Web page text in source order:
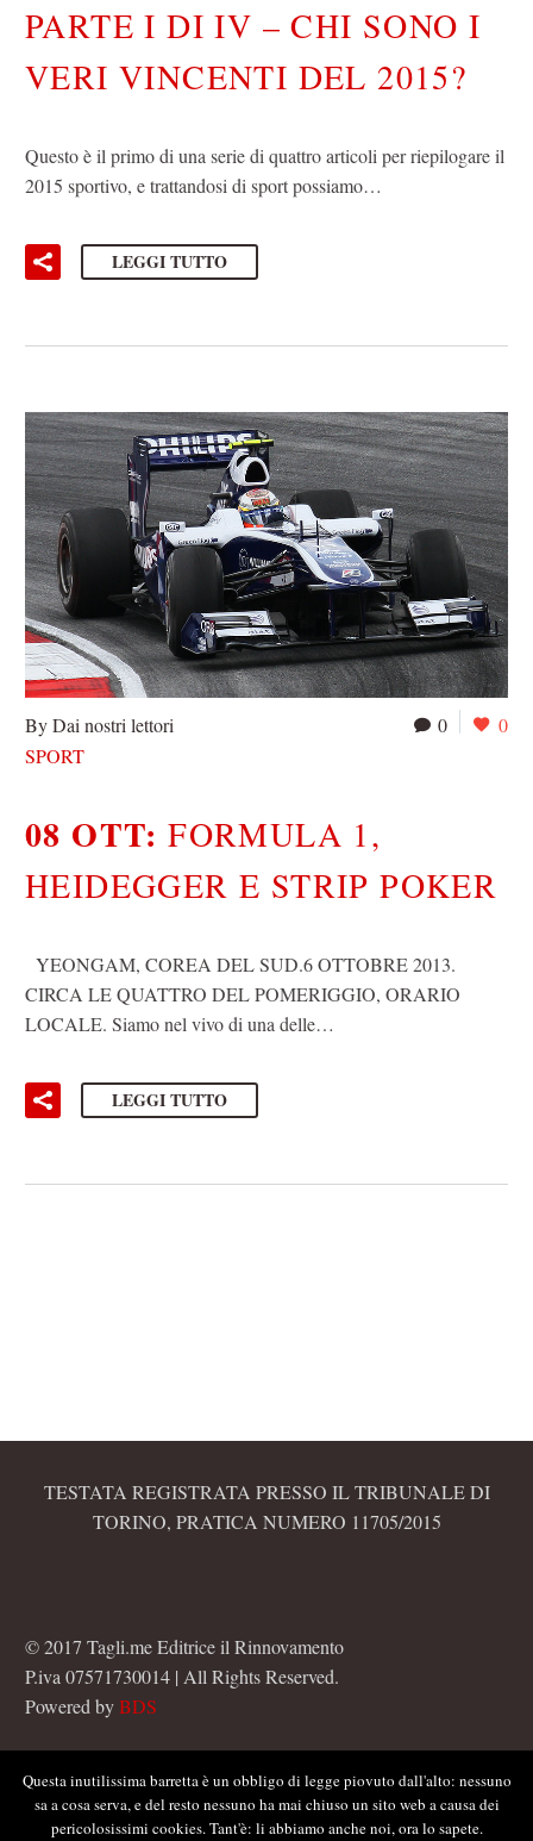
PARTE I DI IV – CHI SONO I
VERI VINCENTI DEL 2015?
Questo è il primo di una serie di quattro articoli per riepilogare il
2015 sportivo, e trattandosi di sport possiamo…
LEGGI TUTTO
0 0
By Dai nostri lettori
SPORT
08 OTT:FORMULA 1,
HEIDEGGER E STRIP POKER
YEONGAM, COREA DEL SUD.6 OTTOBRE 2013.
CIRCA LE QUATTRO DEL POMERIGGIO, ORARIO
LOCALE. Siamo nel vivo di una delle…
LEGGI TUTTO
TESTATA REGISTRATA PRESSO IL TRIBUNALE DI
TORINO, PRATICA NUMERO 11705/2015
© 2017 Tagli.me Editrice il Rinnovamento
P.iva 07571730014 | All Rights Reserved.
Powered byBDS
Questa inutilissima barretta è un obbligo di legge piovuto dall'alto: nessuno
sa a cosa serva, e del resto nessuno ha mai chiuso un sito web a causa dei
pericolosissimi cookies. Tant'è: li abbiamo anche noi, ora lo sapete.